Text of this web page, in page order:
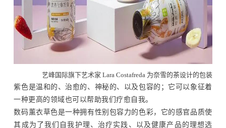
艺峰国际旗下艺术家 Lara Costafreda 为奈雪的茶设计的包装
紫色是温和的、治愈的、神秘的、以及包容的；它可以象征着
一种更高的领域也可以帮助我们疗愈自我。
数码薰衣草色是一种拥有性别包容力的色彩，它的感官品质使
其成为了我们自我护理、治疗实践、以及健康产品的理想选